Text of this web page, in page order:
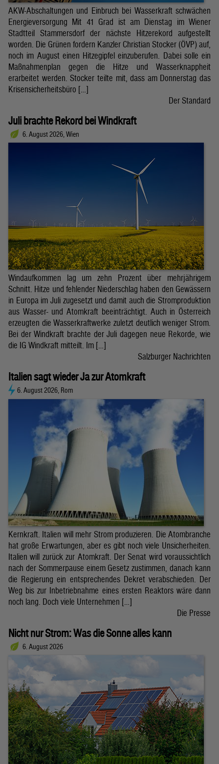
AKW-Abschaltungen und Einbruch bei Wasserkraft schwächen
Energieversorgung Mit 41 Grad ist am Dienstag im Wiener
Stadtteil Stammersdorf der nächste Hitzerekord aufgestellt
worden. Die Grünen fordern Kanzler Christian Stocker (ÖVP) auf,
noch im August einen Hitzegipfel einzuberufen. Dabei solle ein
Maßnahmenplan gegen die Hitze und Wasserknappheit
erarbeitet werden. Stocker teilte mit, dass am Donnerstag das
Krisensicherheitsbüro […]
Der Standard
Juli brachte Rekord bei Windkraft
6. August 2026, Wien
Windaufkommen lag um zehn Prozent über mehrjährigem
Schnitt. Hitze und fehlender Niederschlag haben den Gewässern
in Europa im Juli zugesetzt und damit auch die Stromproduktion
aus Wasser- und Atomkraft beeinträchtigt. Auch in Österreich
erzeugten die Wasserkraftwerke zuletzt deutlich weniger Strom.
Bei der Windkraft brachte der Juli dagegen neue Rekorde, wie
die IG Windkraft mitteilt. Im […]
Salzburger Nachrichten
Italien sagt wieder Ja zur Atomkraft
6. August 2026, Rom
Kernkraft. Italien will mehr Strom produzieren. Die Atombranche
hat große Erwartungen, aber es gibt noch viele Unsicherheiten.
Italien will zurück zur Atomkraft. Der Senat wird voraussichtlich
nach der Sommerpause einem Gesetz zustimmen, danach kann
die Regierung ein entsprechendes Dekret verabschieden. Der
Weg bis zur Inbetriebnahme eines ersten Reaktors wäre dann
noch lang. Doch viele Unternehmen […]
Die Presse
Nicht nur Strom: Was die Sonne alles kann
6. August 2026